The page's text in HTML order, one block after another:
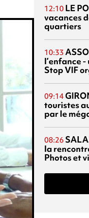
12:10 LE
vacances
quartiers
10:33
l’enfance
Stop VIF
09:14
touristes
par le
08:26
la
Photos et